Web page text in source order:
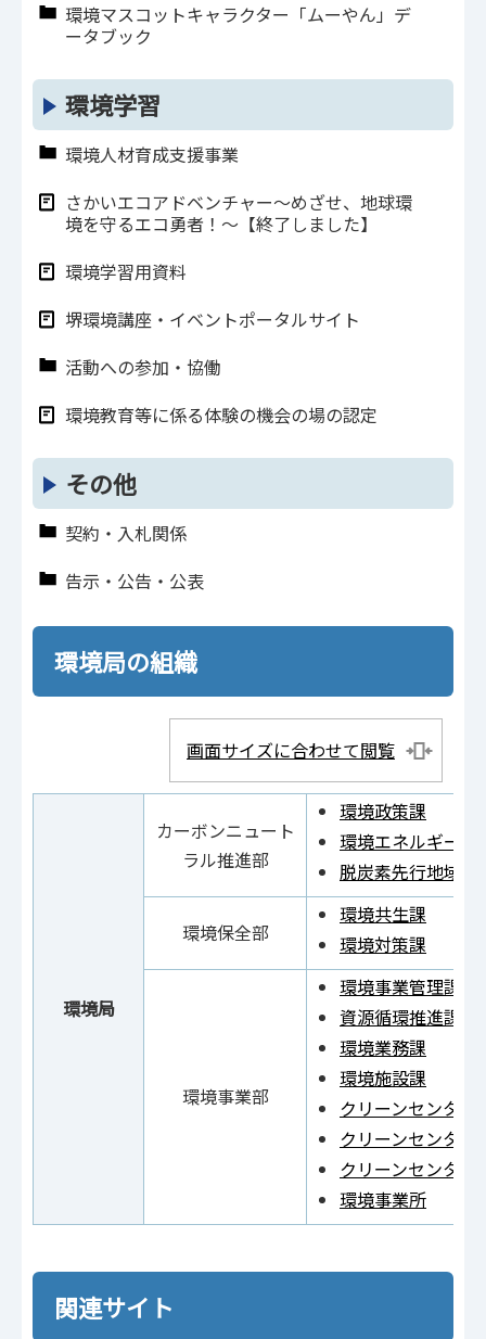
環境マスコットキャラクター「ムーやん」デ
ータブック
環境学習
環境人材育成支援事業
さかいエコアドベンチャー～めざせ、地球環
境を守るエコ勇者！～【終了しました】
環境学習⽤資料
堺環境講座・イベントポータルサイト
活動への参加・協働
環境教育等に係る体験の機会の場の認定
その他
契約・入札関係
告示・公告・公表
環境局の組織
画面サイズに合わせて閲覧
環境局
カーボンニュート
ラル推進部
環境政策課
環境エネルギー課
脱炭素先行地域推
環境保全部
環境共生課
環境対策課
環境事業部
環境事業管理課
資源循環推進課
環境業務課
環境施設課
クリーンセンター
クリーンセンター
クリーンセンター
環境事業所
関連サイト